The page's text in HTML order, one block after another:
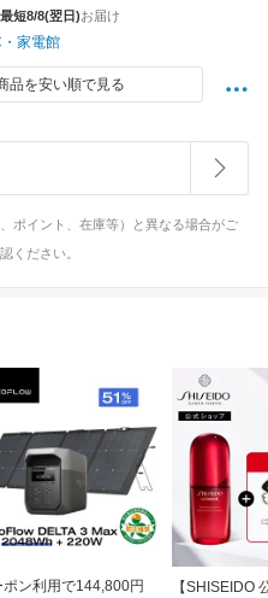
最短8/8(翌日)お届け
家電館
品を安い順で見る
ポイント、在庫等）と異なる場合がご
ください。
ポン利用で144,800円
【SHISEIDO